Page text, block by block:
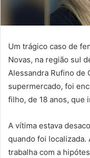
Um trágico caso de
Novas, na região sul
Alessandra Rufino de
supermercado, foi
filho, de 18 anos, que
A vítima estava
quando foi localizada.
trabalha com a